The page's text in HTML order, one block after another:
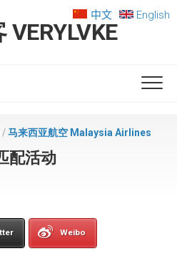
中文 English
/马来西亚航空 Malaysia Airlines
配活动
Weibo